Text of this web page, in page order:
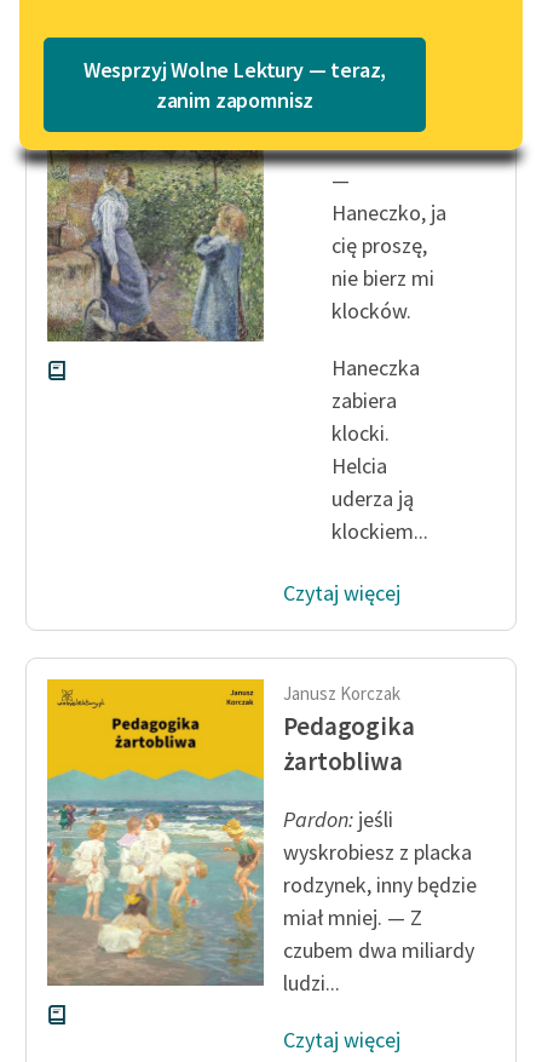
Lektury szkolne i klasyka
literatury do słuchania dla
uczennic i uczniów z
niepełnosprawnościami
E-kolekcja lektur
szkolnych i literatury do
słuchania dla uczennic i
uczniów z
niepełnosprawnościami
lektur szkolnych oraz
Starego Testamentu
Odkurzamy bohaterów
Szkoła Poezji Wolnych
Lektur
Katalog w formacie PDF
O nas
Kontakt
O projekcie
Zespół
Wesprzyj Wolne Lektury — teraz,
zanim zapomnisz
Momenty
wychowawcze
—
Haneczko, ja
cię proszę,
nie bierz mi
klocków.
Haneczka
zabiera
klocki.
Helcia
uderza ją
klockiem...
Czytaj więcej
Janusz Korczak
Pedagogika
żartobliwa
Pardon:jeśli
wyskrobiesz z placka
rodzynek, inny będzie
miał mniej. — Z
czubem dwa miliardy
ludzi...
Czytaj więcej